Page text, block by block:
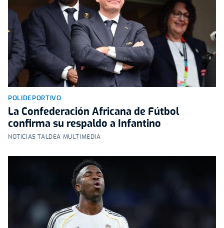
POLIDEPORTIVO
La Confederación Africana de Fútbol
confirma su respaldo a Infantino
NOTICIAS TALDEA MULTIMEDIA